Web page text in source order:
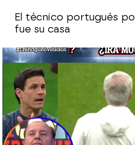
El técnico portugués
fue su casa
El Chiringuito